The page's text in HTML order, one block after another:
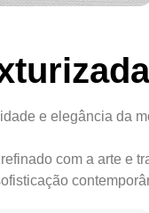
e elegância da
com a arte